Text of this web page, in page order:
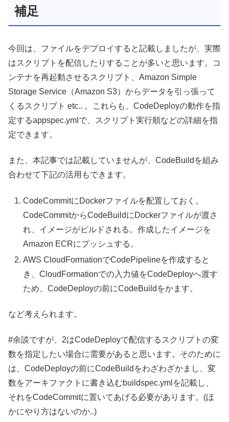
補足
今回は、ファイルをデプロイすると記載しましたが、実際
はスクリプトを配信したりすることが多いと思います。コ
ンテナを再起動させるスクリプト、Amazon Simple
Storage Service（Amazon S3）からデータを引っ張って
くるスクリプト etc.. 。これらも、CodeDeployの動作を指
定するappspec.ymlで、スクリプト実行順などの詳細を指
定できます。
また、本記事では記載していませんが、CodeBuildを組み
合わせて下記の活用もできます。
CodeCommitにDockerファイルを配置しておく。
CodeCommitからCodeBuildにDockerファイルが渡さ
れ、イメージがビルドされる。作成したイメージを
Amazon ECRにプッシュする。
AWS CloudFormationでCodePipelineを作成すると
き、CloudFormationでの入力値をCodeDeployへ渡す
ため、CodeDeployの前にCodeBuildをかます。
など考えられます。
#余談ですが、2はCodeDeployで配信するスクリプトの変
数を指定したい場合に需要があると思います。そのために
は、CodeDeployの前にCodeBuildをわざわざかまし、変
数をアーキファクトに書き込むbuildspec.ymlを記載し、
それをCodeCommitに置いてあげる必要があります。(ほ
かにやり方はないのか..)